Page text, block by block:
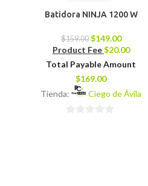
Batidora NINJA 1200 W
$159.00 $149.00
Product Fee$20.00
Total Payable Amount
$169.00
Tienda:
Ciego de Ávila